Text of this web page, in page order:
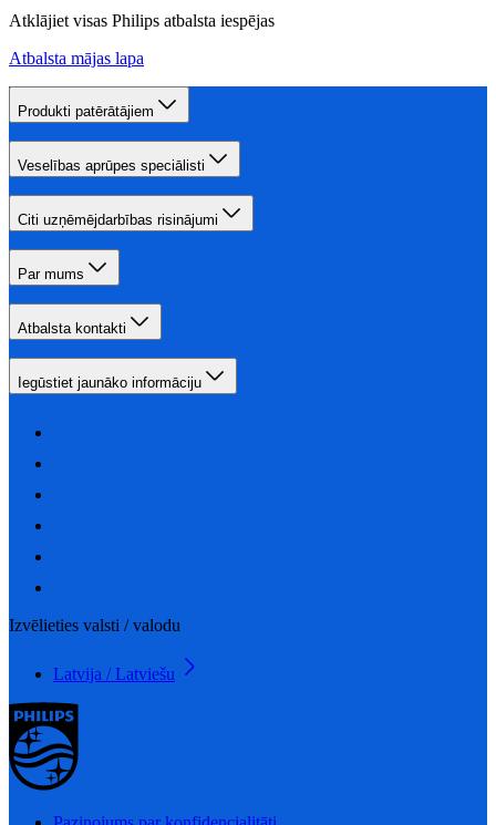
Atklājiet visas Philips atbalsta iespējas
Atbalsta mājas lapa
Produkti patērātājiem
Veselības aprūpes speciālisti
Citi uzņēmējdarbības risinājumi
Par mums
Atbalsta kontakti
Iegūstiet jaunāko informāciju
Izvēlieties valsti / valodu
Latvija / Latviešu